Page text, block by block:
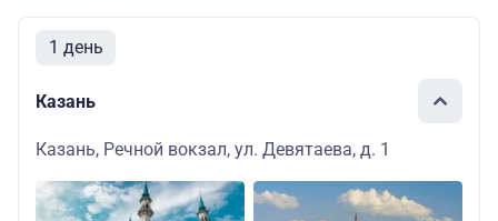
1 день
Казань
Казань, Речной вокзал, ул. Девятаева, д. 1